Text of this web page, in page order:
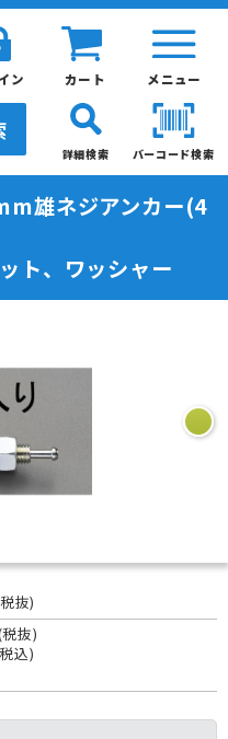
メニュー
カート
ン
バーコード検索
詳細検索
雄ネジアンカー(4
ト、ワッシャー
抜)
抜)
込)